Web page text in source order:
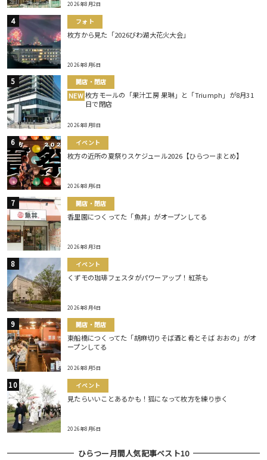
2026年8月2日
フォト
枚方から見た「2026びわ湖大花火大会」
2026年8月6日
開店・閉店
NEW 枚方モールの「果汁工房 果琳」と「Triumph」が8月31
日で閉店
2026年8月8日
イベント
枚方の近所の夏祭りスケジュール2026【ひらつーまとめ】
2026年8月6日
開店・閉店
香里園につくってた「魚丼」がオープンしてる
2026年8月3日
イベント
くずモの珈琲フェスタがパワーアップ！紅茶も
2026年8月4日
開店・閉店
東船橋につくってた「胡麻切りそば酒と肴とそば おおの」がオ
ープンしてる
2026年8月5日
イベント
見たらいいことあるかも！狐になって枚方を練り歩く
2026年8月6日
ひらつー月間人気記事ベスト10